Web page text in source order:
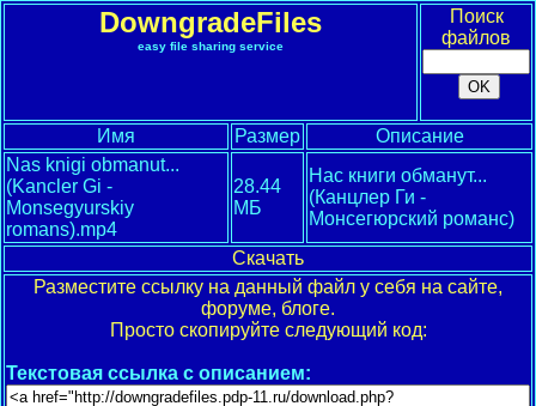
DowngradeFiles
easy file sharing service
Поиск
файлов
Имя Размер
Описание
Nas knigi obmanut...
(Kancler Gi -
Monsegyurskiy
romans).mp4
28.44
МБ
Нас книги обманут...
(Канцлер Ги -
Монсегюрский романс)
Скачать
Разместите ссылку на данный файл у себя на сайте,
форуме, блоге.
Просто скопируйте следующий код:
Текстовая ссылка с описанием: